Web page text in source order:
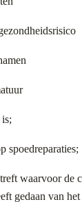
spoedreparaties;
waarvoor de
gedaan van